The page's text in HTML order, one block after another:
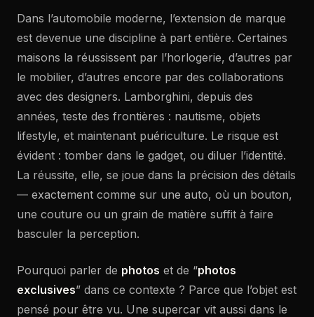
Dans l’automobile moderne, l’extension de marque
est devenue une discipline à part entière. Certaines
maisons la réussissent par l’horlogerie, d’autres par
le mobilier, d’autres encore par des collaborations
avec des designers. Lamborghini, depuis des
années, teste des frontières : nautisme, objets
lifestyle, et maintenant puériculture. Le risque est
évident : tomber dans le gadget, ou diluer l’identité.
La réussite, elle, se joue dans la précision des détails
— exactement comme sur une auto, où un bouton,
une couture ou un grain de matière suffit à faire
basculer la perception.
Pourquoi parler de photos et de “photos
exclusives” dans ce contexte ? Parce que l’objet est
pensé pour être vu. Une supercar vit aussi dans le